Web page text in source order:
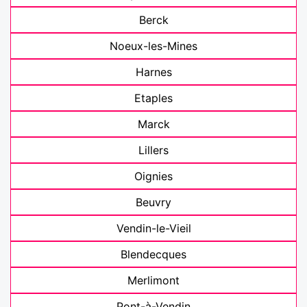
Berck
Noeux-les-Mines
Harnes
Etaples
Marck
Lillers
Oignies
Beuvry
Vendin-le-Vieil
Blendecques
Merlimont